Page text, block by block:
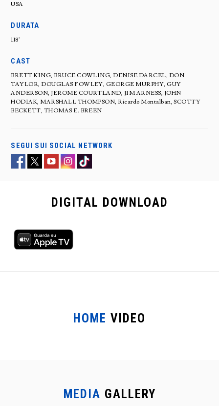
USA
DURATA
118'
CAST
BRETT KING, BRUCE COWLING, DENISE DARCEL, DON
TAYLOR, DOUGLAS FOWLEY, GEORGE MURPHY, GUY
ANDERSON, JEROME COURTLAND, JIM ARNESS, JOHN
HODIAK, MARSHALL THOMPSON, Ricardo Montalban, SCOTTY
BECKETT, THOMAS E. BREEN
SEGUI SUI SOCIAL NETWORK
DIGITAL DOWNLOAD
HOME VIDEO
MEDIA GALLERY